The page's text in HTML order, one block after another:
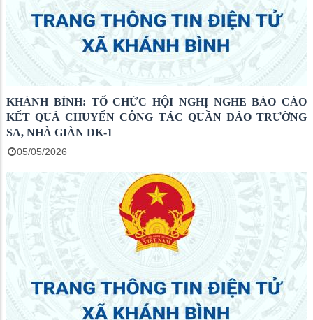
KHÁNH BÌNH: TỔ CHỨC HỘI NGHỊ NGHE BÁO CÁO
KẾT QUẢ CHUYẾN CÔNG TÁC QUẦN ĐẢO TRƯỜNG
SA, NHÀ GIÀN DK-1
05/05/2026